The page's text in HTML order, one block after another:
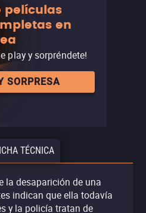
películas
en
play y sorpréndete!
SORPRESA
TÉCNICA
la desaparición de una
indican que ella todavía
y la policía tratan de